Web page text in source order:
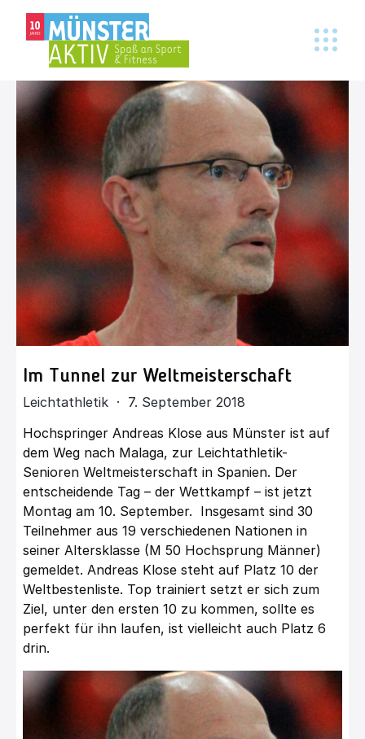
Im Tunnel zur Weltmeisterschaft
Leichtathletik · 7. September 2018
Hochspringer Andreas Klose aus Münster ist auf
dem Weg nach Malaga, zur Leichtathletik-
Senioren Weltmeisterschaft in Spanien. Der
entscheidende Tag – der Wettkampf – ist jetzt
Montag am 10. September. Insgesamt sind 30
Teilnehmer aus 19 verschiedenen Nationen in
seiner Altersklasse (M 50 Hochsprung Männer)
gemeldet. Andreas Klose steht auf Platz 10 der
Weltbestenliste. Top trainiert setzt er sich zum
Ziel, unter den ersten 10 zu kommen, sollte es
perfekt für ihn laufen, ist vielleicht auch Platz 6
drin.